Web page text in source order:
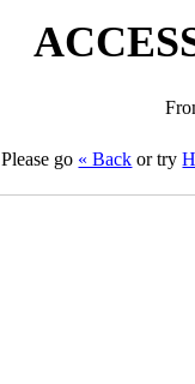
Please go « Back or try